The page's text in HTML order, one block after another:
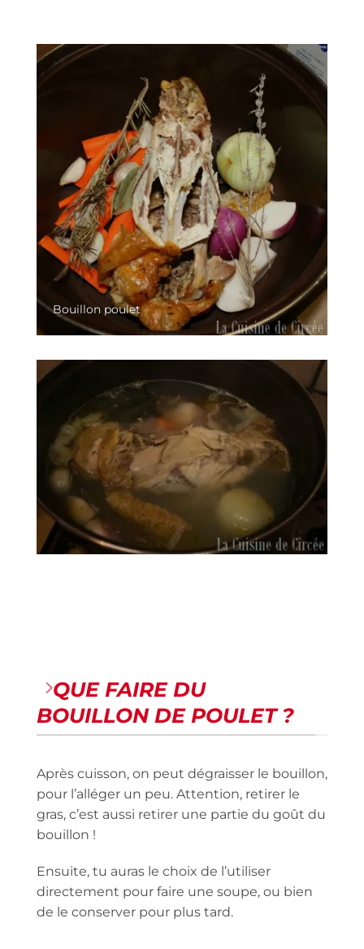
Bouillon poulet
QUE FAIRE DU
BOUILLON DE POULET ?
Après cuisson, on peut dégraisser le bouillon,
pour l’alléger un peu. Attention, retirer le
gras, c’est aussi retirer une partie du goût du
bouillon !
Ensuite, tu auras le choix de l’utiliser
directement pour faire une soupe, ou bien
de le conserver pour plus tard.